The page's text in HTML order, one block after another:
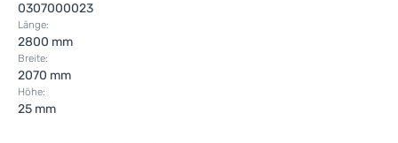
0307000023
Länge:
2800 mm
Breite:
2070 mm
Höhe:
25 mm